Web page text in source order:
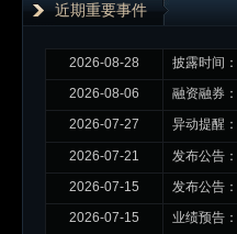
近期重要事件
2026-08-28 披露时间：
2026-08-06 融资融券：
2026-07-27 异动提醒：
2026-07-21 发布公告：
2026-07-15 发布公告：
2026-07-15 业绩预告：